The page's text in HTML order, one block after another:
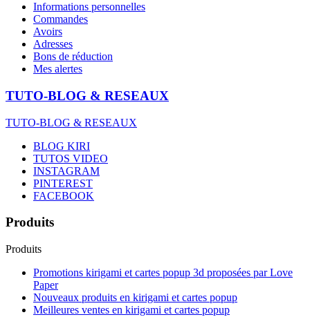
Informations personnelles
Commandes
Avoirs
Adresses
Bons de réduction
Mes alertes
TUTO-BLOG & RESEAUX
TUTO-BLOG & RESEAUX
BLOG KIRI
TUTOS VIDEO
INSTAGRAM
PINTEREST
FACEBOOK
Produits
Produits
Promotions kirigami et cartes popup 3d proposées par Love
Paper
Nouveaux produits en kirigami et cartes popup
Meilleures ventes en kirigami et cartes popup